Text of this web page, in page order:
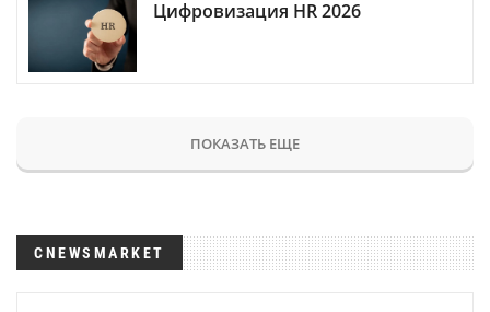
Цифровизация HR 2026
ПОКАЗАТЬ ЕЩЕ
CNEWSMARKET